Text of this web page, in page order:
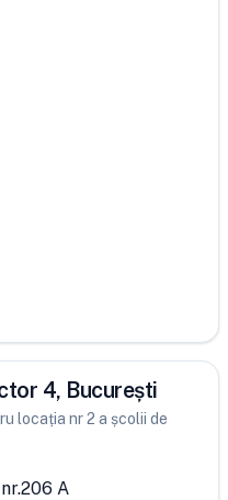
4, București
locația nr 2 a școlii de
A